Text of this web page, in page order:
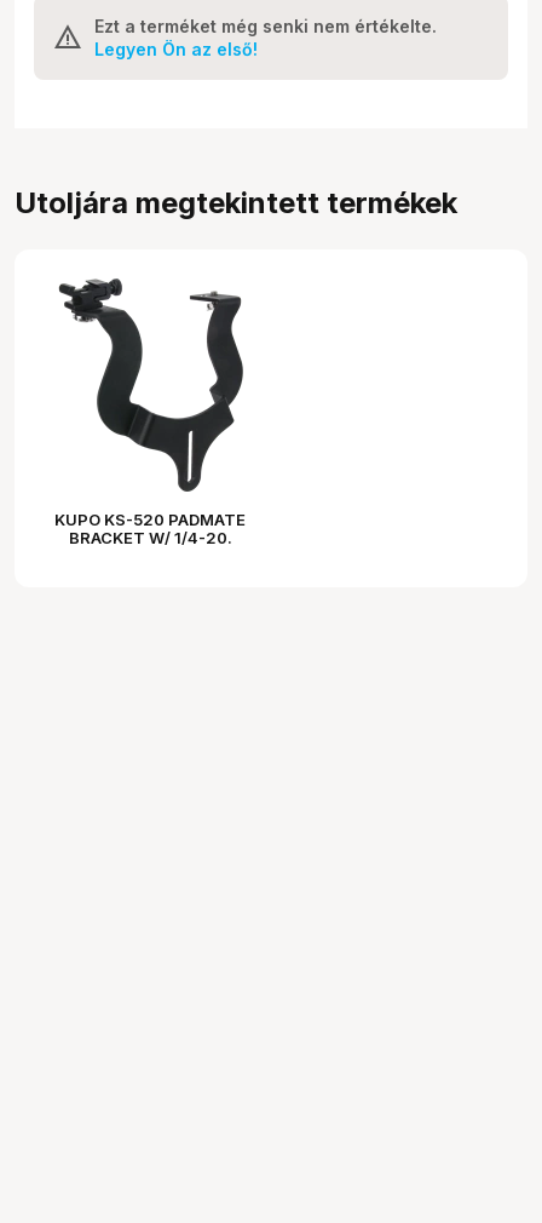
Ezt a terméket még senki nem értékelte.
Legyen Ön az első!
Utoljára megtekintett termékek
KUPO KS-520 PADMATE
BRACKET W/ 1/4-20.